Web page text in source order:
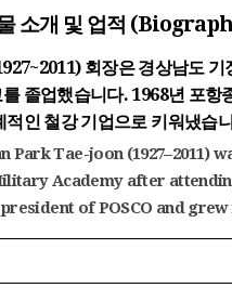
소개 및 업적
회장은 경상남도
졸업했습니다. 1968년 포항
적인 철강 기업으로 키워냈습
Park Tae-joon (1927–2011)
Academy after
of POSCO and